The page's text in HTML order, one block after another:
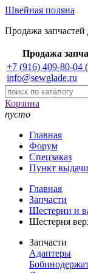
Швейная поляна
Продажа
Продажа
+7 (916) 409-80-04
info@sewglade.ru
Корзина
пусто
Главная
Форум
Спецзаказ
Пункт выдачи
Главная
Запчасти
Шестерни и
Шестерня
Запчасти
Адаптеры